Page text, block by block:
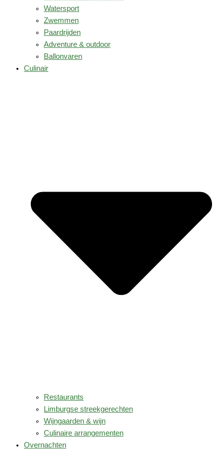
Watersport
Zwemmen
Paardrijden
Adventure & outdoor
Ballonvaren
Culinair
Restaurants
Limburgse streekgerechten
Wijngaarden & wijn
Culinaire arrangementen
Overnachten